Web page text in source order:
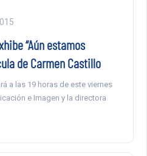
“Aún estamos
de Carmen Castillo
a las 19 horas de este viernes
e Imagen y la directora